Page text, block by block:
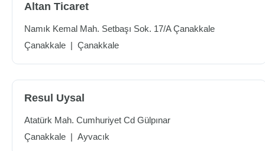
Altan Ticaret
Namık Kemal Mah. Setbaşı Sok. 17/A Çanakkale
Çanakkale | Çanakkale
Resul Uysal
Atatürk Mah. Cumhuriyet Cd Gülpınar
Çanakkale | Ayvacık